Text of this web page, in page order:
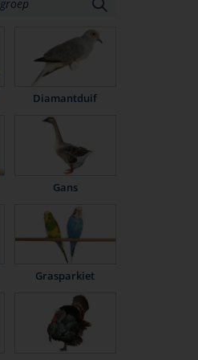
Diamantduif
Gans
Grasparkiet